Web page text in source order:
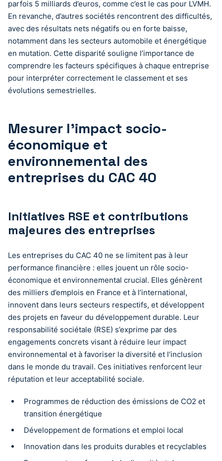
parfois 5 milliards d’euros, comme c’est le cas pour LVMH.
En revanche, d’autres sociétés rencontrent des difficultés,
avec des résultats nets négatifs ou en forte baisse,
notamment dans les secteurs automobile et énergétique
en mutation. Cette disparité souligne l’importance de
comprendre les facteurs spécifiques à chaque entreprise
pour interpréter correctement le classement et ses
évolutions semestrielles.
Mesurer l’impact socio-
économique et
environnemental des
entreprises du CAC 40
Initiatives RSE et contributions
majeures des entreprises
Les entreprises du CAC 40 ne se limitent pas à leur
performance financière : elles jouent un rôle socio-
économique et environnemental crucial. Elles génèrent
des milliers d’emplois en France et à l’international,
innovent dans leurs secteurs respectifs, et développent
des projets en faveur du développement durable. Leur
responsabilité sociétale (RSE) s’exprime par des
engagements concrets visant à réduire leur impact
environnemental et à favoriser la diversité et l’inclusion
dans le monde du travail. Ces initiatives renforcent leur
réputation et leur acceptabilité sociale.
Programmes de réduction des émissions de CO2 et
transition énergétique
Développement de formations et emploi local
Innovation dans les produits durables et recyclables